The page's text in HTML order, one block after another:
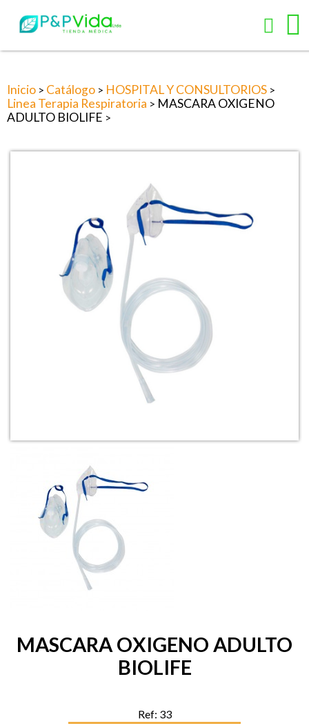
Inicio > Catálogo > HOSPITAL Y CONSULTORIOS >
Linea Terapia Respiratoria > MASCARA OXIGENO
ADULTO BIOLIFE >
MASCARA OXIGENO ADULTO
BIOLIFE
Ref: 33